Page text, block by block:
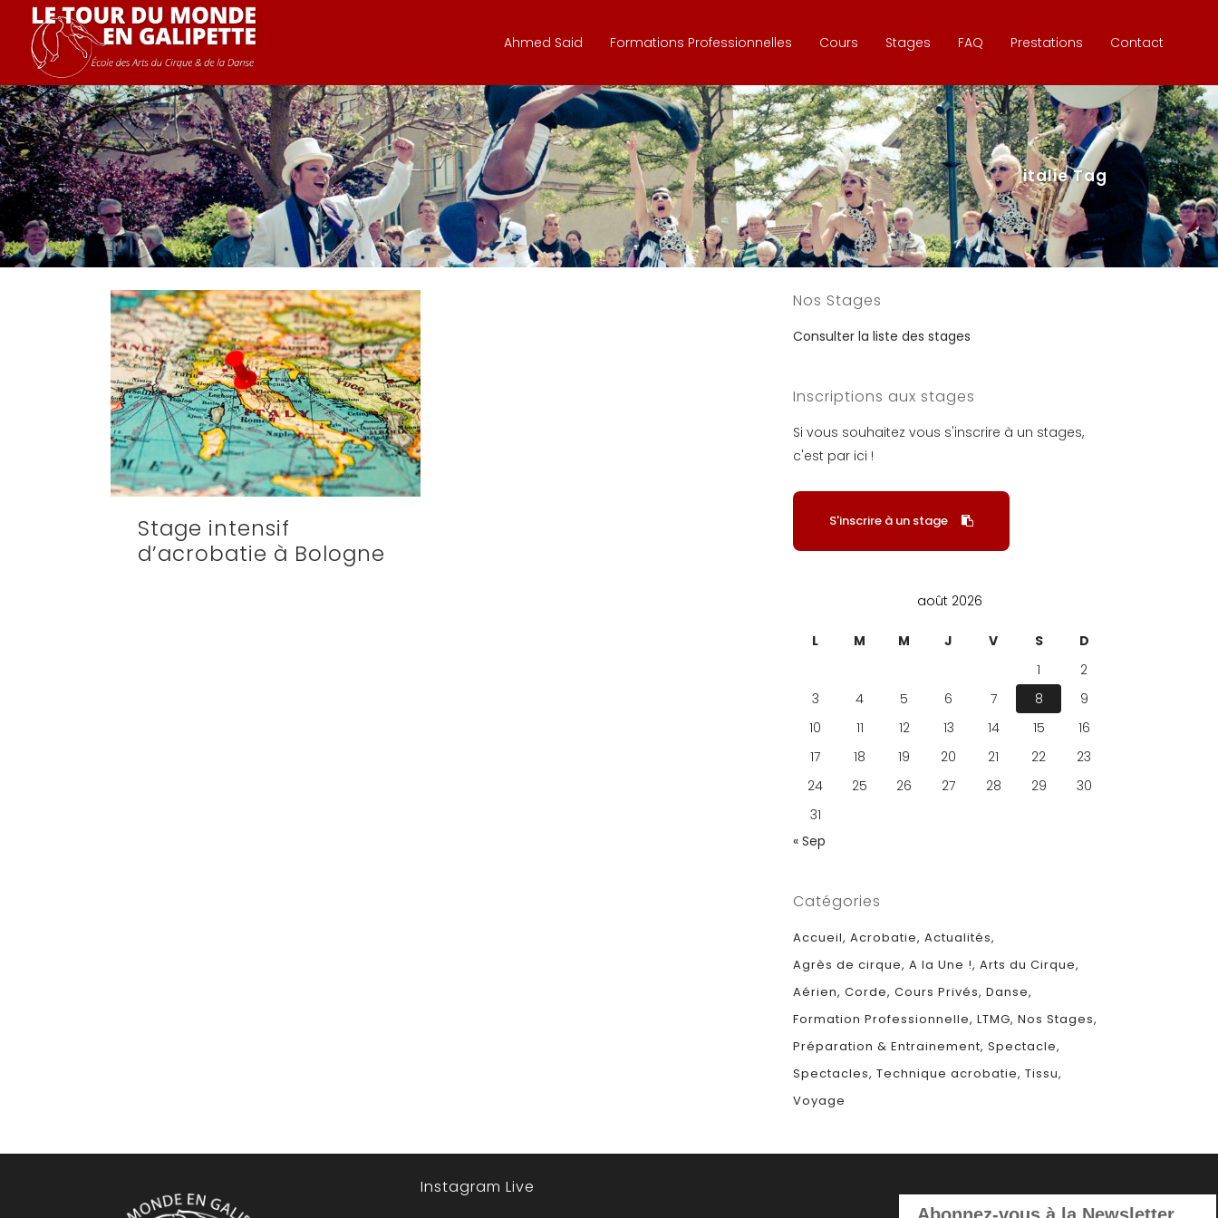
Ahmed Said Formations Professionnelles Cours Stages FAQ Prestations Contact
italie Tag
Stage intensif
d’acrobatie à Bologne
Nos Stages
Consulter la liste des stages
Inscriptions aux stages
Si vous souhaitez vous s'inscrire à un stages,
c'est par ici !
S'inscrire à un stage
août 2026
L M M J V S
D
1
2
3
4 5 6 7 8
9
10
11 12 13 14 15
16
17
18 19 20 21 22
23
24
25 26 27 28 29
30
31
« Sep
Catégories
Accueil Acrobatie Actualités
Agrès de cirque A la Une ! Arts du Cirque
Aérien Corde Cours Privés Danse
Formation Professionnelle LTMG Nos Stages
Préparation & Entrainement Spectacle
Spectacles Technique acrobatie Tissu
Voyage
Instagram Live